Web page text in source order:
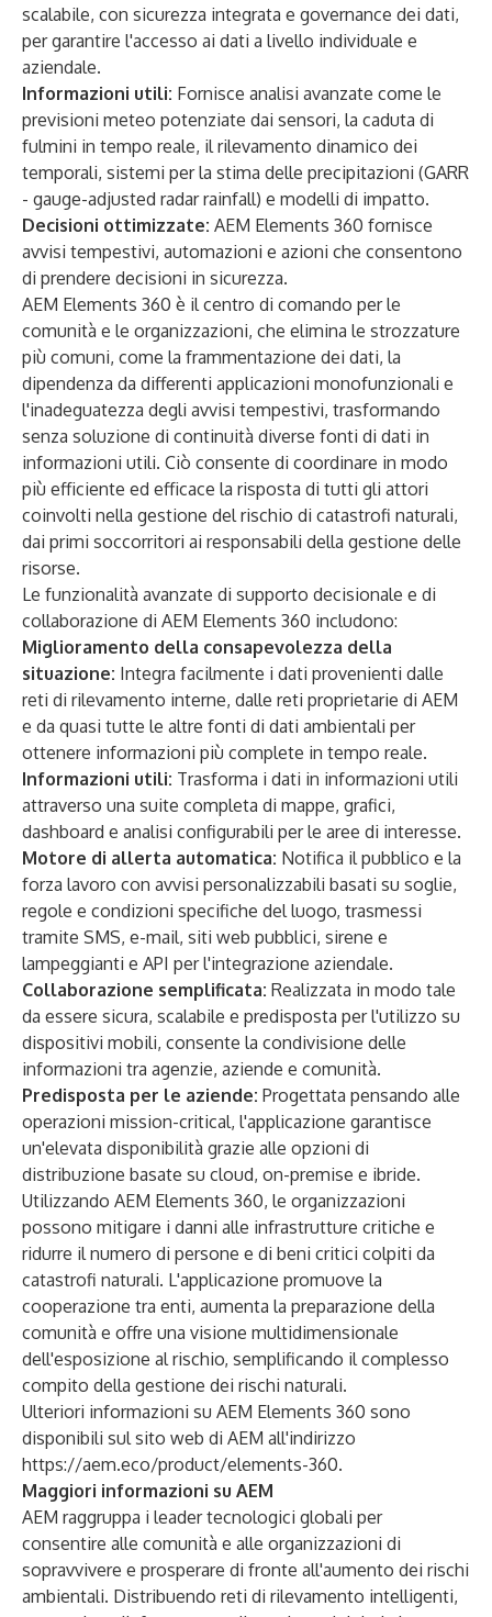
scalabile, con sicurezza integrata e governance dei dati,
per garantire l'accesso ai dati a livello individuale e
aziendale.
Informazioni utili: Fornisce analisi avanzate come le
previsioni meteo potenziate dai sensori, la caduta di
fulmini in tempo reale, il rilevamento dinamico dei
temporali, sistemi per la stima delle precipitazioni (GARR
- gauge-adjusted radar rainfall) e modelli di impatto.
Decisioni ottimizzate: AEM Elements 360 fornisce
avvisi tempestivi, automazioni e azioni che consentono
di prendere decisioni in sicurezza.
AEM Elements 360 è il centro di comando per le
comunità e le organizzazioni, che elimina le strozzature
più comuni, come la frammentazione dei dati, la
dipendenza da differenti applicazioni monofunzionali e
l'inadeguatezza degli avvisi tempestivi, trasformando
senza soluzione di continuità diverse fonti di dati in
informazioni utili. Ciò consente di coordinare in modo
più efficiente ed efficace la risposta di tutti gli attori
coinvolti nella gestione del rischio di catastrofi naturali,
dai primi soccorritori ai responsabili della gestione delle
risorse.
Le funzionalità avanzate di supporto decisionale e di
collaborazione di AEM Elements 360 includono:
Miglioramento della consapevolezza della
situazione: Integra facilmente i dati provenienti dalle
reti di rilevamento interne, dalle reti proprietarie di AEM
e da quasi tutte le altre fonti di dati ambientali per
ottenere informazioni più complete in tempo reale.
Informazioni utili: Trasforma i dati in informazioni utili
attraverso una suite completa di mappe, grafici,
dashboard e analisi configurabili per le aree di interesse.
Motore di allerta automatica: Notifica il pubblico e la
forza lavoro con avvisi personalizzabili basati su soglie,
regole e condizioni specifiche del luogo, trasmessi
tramite SMS, e-mail, siti web pubblici, sirene e
lampeggianti e API per l'integrazione aziendale.
Collaborazione semplificata: Realizzata in modo tale
da essere sicura, scalabile e predisposta per l'utilizzo su
dispositivi mobili, consente la condivisione delle
informazioni tra agenzie, aziende e comunità.
Predisposta per le aziende: Progettata pensando alle
operazioni mission-critical, l'applicazione garantisce
un'elevata disponibilità grazie alle opzioni di
distribuzione basate su cloud, on-premise e ibride.
Utilizzando AEM Elements 360, le organizzazioni
possono mitigare i danni alle infrastrutture critiche e
ridurre il numero di persone e di beni critici colpiti da
catastrofi naturali. L'applicazione promuove la
cooperazione tra enti, aumenta la preparazione della
comunità e offre una visione multidimensionale
dell'esposizione al rischio, semplificando il complesso
compito della gestione dei rischi naturali.
Ulteriori informazioni su AEM Elements 360 sono
disponibili sul sito web di AEM all'indirizzo
https://aem.eco/product/elements-360.
Maggiori informazioni su AEM
AEM raggruppa i leader tecnologici globali per
consentire alle comunità e alle organizzazioni di
sopravvivere e prosperare di fronte all'aumento dei rischi
ambientali. Distribuendo reti di rilevamento intelligenti,